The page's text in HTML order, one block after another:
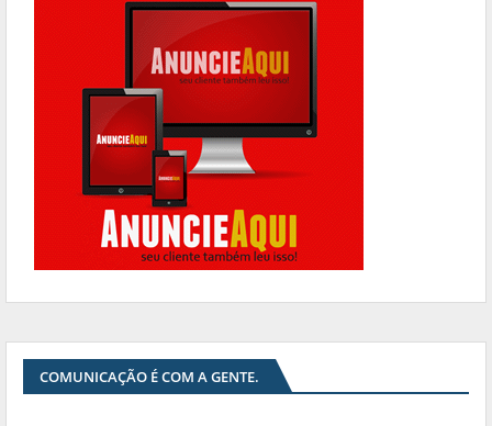
COMUNICAÇÃO É COM A GENTE.